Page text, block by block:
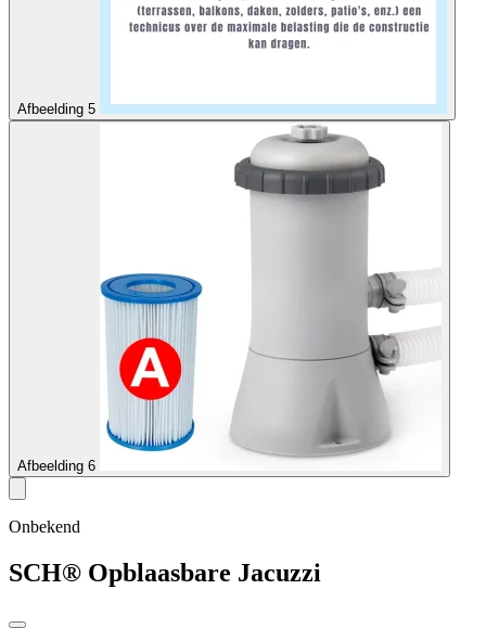
Afbeelding 5
Afbeelding 6
Onbekend
SCH® Opblaasbare Jacuzzi